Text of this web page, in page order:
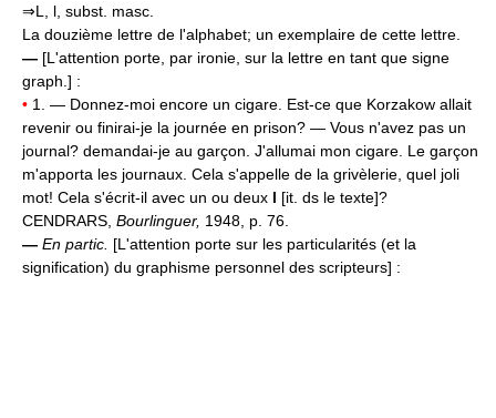
⇒L, l, subst. masc.
La douzième lettre de l'alphabet; un exemplaire de cette lettre.
— [L'attention porte, par ironie, sur la lettre en tant que signe
graph.] :
• 1. — Donnez-moi encore un cigare. Est-ce que Korzakow allait
revenir ou finirai-je la journée en prison? — Vous n'avez pas un
journal? demandai-je au garçon. J'allumai mon cigare. Le garçon
m'apporta les journaux. Cela s'appelle de la grivèlerie, quel joli
mot! Cela s'écrit-il avec un ou deux l [it. ds le texte]?
CENDRARS, Bourlinguer, 1948, p. 76.
— En partic. [L'attention porte sur les particularités (et la
signification) du graphisme personnel des scripteurs] :